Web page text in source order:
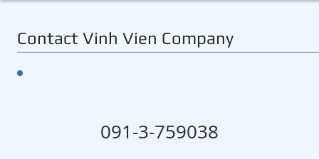
Contact Vinh Vien Company
091-3-759038